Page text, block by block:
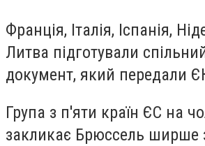
Франція, Італія, Іспанія,
Литва підготували
документ, який передали
Група з п'яти країн ЄС на
закликає Брюссель ширше